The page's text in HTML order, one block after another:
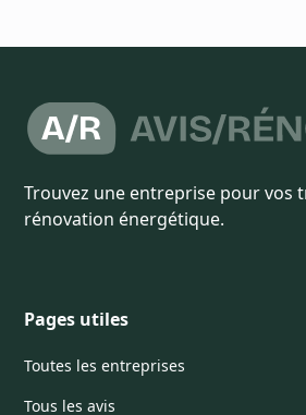
Trouvez une entreprise pour vos
rénovation énergétique.
Pages utiles
Toutes les entreprises
Tous les avis